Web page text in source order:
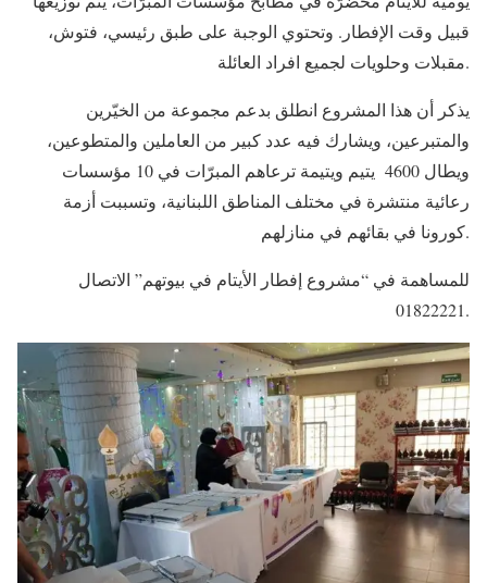
قبيل وقت الإفطار. وتحتوي الوجبة على طبق رئيسي، فتوش،
مقبلات وحلويات لجميع افراد العائلة.
يذكر أن هذا المشروع انطلق بدعم مجموعة من الخيّرين
والمتبرعين، ويشارك فيه عدد كبير من العاملين والمتطوعين،
ويطال 4600 يتيم ويتيمة ترعاهم المبرّات في 10 مؤسسات
رعائية منتشرة في مختلف المناطق اللبنانية، وتسببت أزمة
كورونا في بقائهم في منازلهم.
للمساهمة في “مشروع إفطار الأيتام في بيوتهم” الاتصال
01822221.